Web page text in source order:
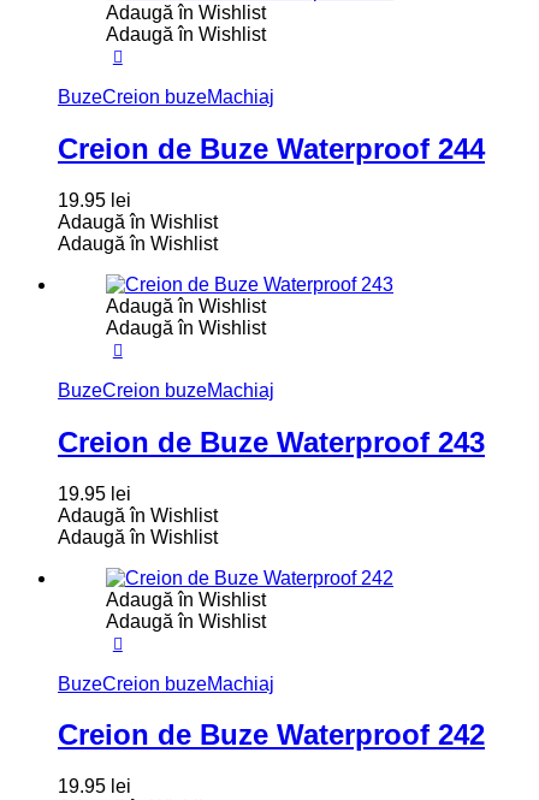
Adaugă în Wishlist
Adaugă în Wishlist
BuzeCreion buzeMachiaj
Creion de Buze Waterproof 244
19.95 lei
Adaugă în Wishlist
Adaugă în Wishlist
Adaugă în Wishlist
Adaugă în Wishlist
BuzeCreion buzeMachiaj
Creion de Buze Waterproof 243
19.95 lei
Adaugă în Wishlist
Adaugă în Wishlist
Adaugă în Wishlist
Adaugă în Wishlist
BuzeCreion buzeMachiaj
Creion de Buze Waterproof 242
19.95 lei